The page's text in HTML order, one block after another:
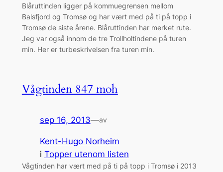
Blåruttinden ligger på kommuegrensen mellom
Balsfjord og Tromsø og har vært med på ti på topp i
Tromsø de siste årene. Blåruttinden har merket rute.
Jeg var også innom de tre Trollholtindene på turen
min. Her er turbeskrivelsen fra turen min.
Vågtinden 847 moh
sep 16, 2013—av
Kent-Hugo Norheim
i Topper utenom listen
Vågtinden har vært med på ti på topp i Tromsø i 2013